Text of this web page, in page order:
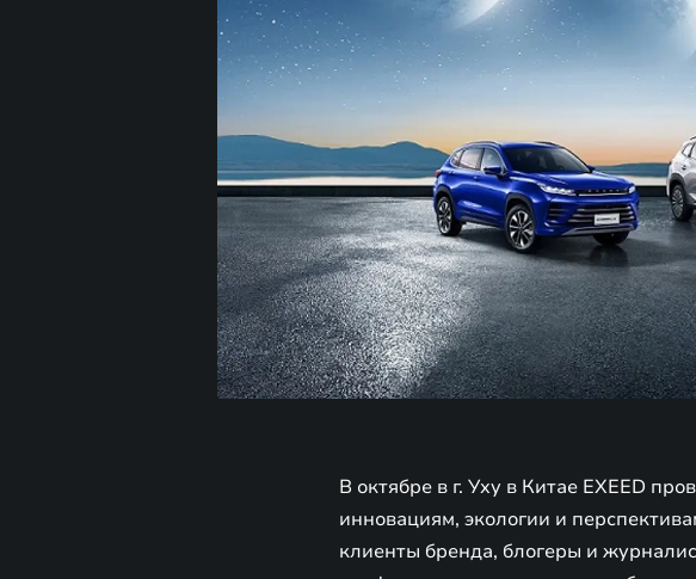
В октябре в г. Уху в Китае EXEED
инновациям, экологии и
клиенты бренда, блогеры и